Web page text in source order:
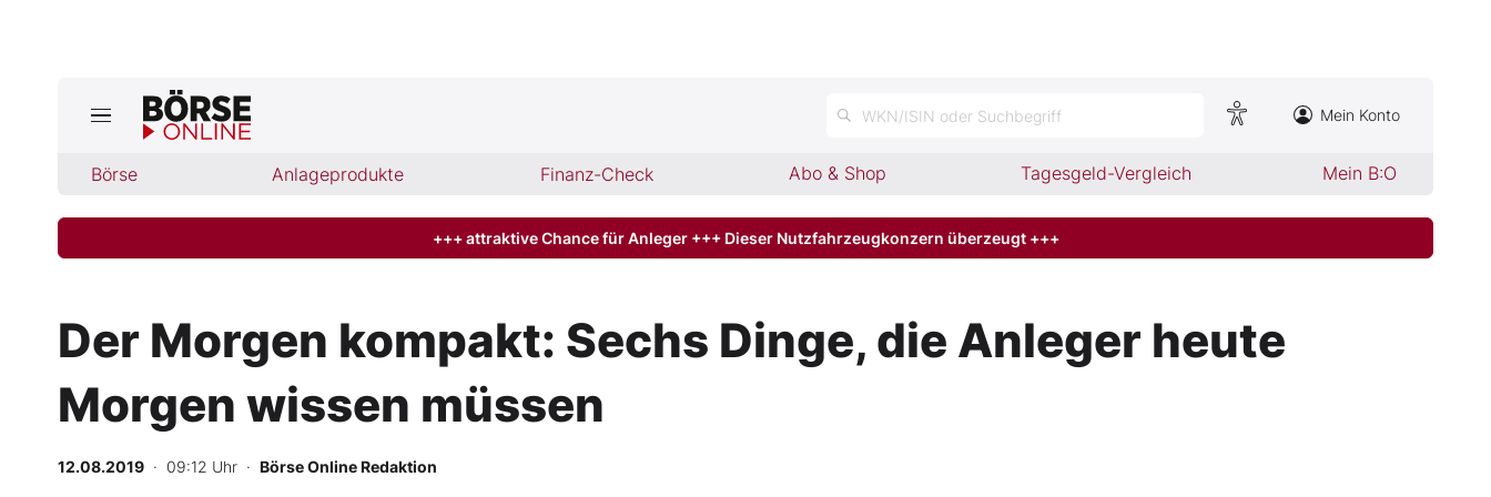
WKN/ISIN oder Suchbegriff Mein Konto
Börse Anlageprodukte Finanz-Check Abo & Shop Tagesgeld-Vergleich Mein B:O
Jetzt aktuelle Ausgabe BÖRSE ONLINE lesen
Finanz-Check
Abo & Shop
BO-Musterdepots
+++ attraktive Chance für Anleger +++ Dieser Nutzfahrzeugkonzern überzeugt +++
Der Morgen kompakt: Sechs Dinge, die Anleger heute
Morgen wissen müssen
12.08.2019 · 09:12 Uhr · Börse Online Redaktion